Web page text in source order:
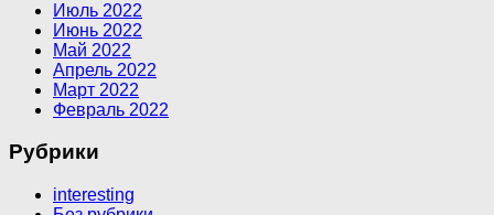
Июль 2022
Июнь 2022
Май 2022
Апрель 2022
Март 2022
Февраль 2022
Рубрики
interesting